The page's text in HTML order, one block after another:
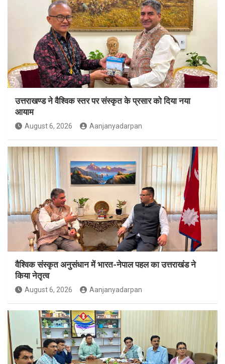
उत्तराखण्ड ने वैश्विक स्तर पर संस्कृत के प्रसार को दिया नया
आयाम
August 6, 2026 Aanjanyadarpan
वैश्विक संस्कृत अनुसंधान में भारत-नेपाल पहल का उत्तराखंड ने
किया नेतृत्व
August 6, 2026 Aanjanyadarpan